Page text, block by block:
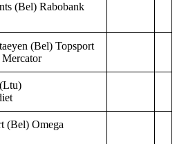
(Bel) Rabobank
(Bel) Topsport
(Bel) Omega